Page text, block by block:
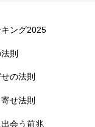
ング2025
則
の法則
せ法則
会う前兆